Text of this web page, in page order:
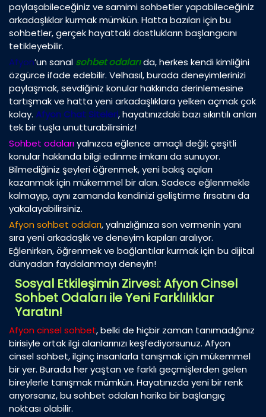
paylaşabileceğiniz ve samimi sohbetler yapabileceğiniz
arkadaşlıklar kurmak mümkün. Hatta bazıları için bu
sohbetler, gerçek hayattaki dostlukların başlangıcını
tetikleyebilir.
Afyon’un sanal sohbet odalarıda, herkes kendi kimliğini
özgürce ifade edebilir. Velhasıl, burada deneyimlerinizi
paylaşmak, sevdiğiniz konular hakkında derinlemesine
tartışmak ve hatta yeni arkadaşlıklara yelken açmak çok
kolay. Afyon Chat Siteleri, hayatınızdaki bazı sıkıntılı anları
tek bir tuşla unutturabilirsiniz!
Sohbet odalarıyalnızca eğlence amaçlı değil; çeşitli
konular hakkında bilgi edinme imkanı da sunuyor.
Bilmediğiniz şeyleri öğrenmek, yeni bakış açıları
kazanmak için mükemmel bir alan. Sadece eğlenmekle
kalmayıp, aynı zamanda kendinizi geliştirme fırsatını da
yakalayabilirsiniz.
Afyon sohbet odaları, yalnızlığınıza son vermenin yanı
sıra yeni arkadaşlık ve deneyim kapıları aralıyor.
Eğlenirken, öğrenmek ve bağlantılar kurmak için bu dijital
dünyadan faydalanmayı deneyin!
Sosyal Etkileşimin Zirvesi: Afyon Cinsel
Sohbet Odaları ile Yeni Farklılıklar
Yaratın!
Afyon cinsel sohbet, belki de hiçbir zaman tanımadığınız
birisiyle ortak ilgi alanlarınızı keşfediyorsunuz. Afyon
cinsel sohbet, ilginç insanlarla tanışmak için mükemmel
bir yer. Burada her yaştan ve farklı geçmişlerden gelen
bireylerle tanışmak mümkün. Hayatınızda yeni bir renk
arıyorsanız, bu sohbet odaları harika bir başlangıç
noktası olabilir.